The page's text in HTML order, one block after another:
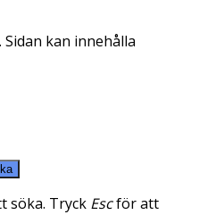
. Sidan kan innehålla
söka. Tryck Escför att